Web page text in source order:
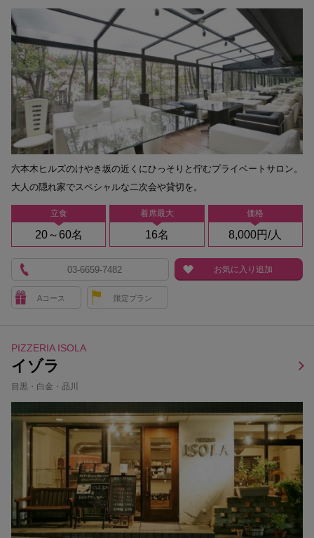
立食
20～60名
着席最大
16名
価格
8,000円/人
六本木ヒルズのけやき坂の近くにひっそりと佇むプライベートサロン。
大人の隠れ家でスペシャルな二次会や貸切を。
Aコース 限定プラン
03-6659-7482 お気に入り追加
PIZZERIA ISOLA
イゾラ
目黒・白金・品川